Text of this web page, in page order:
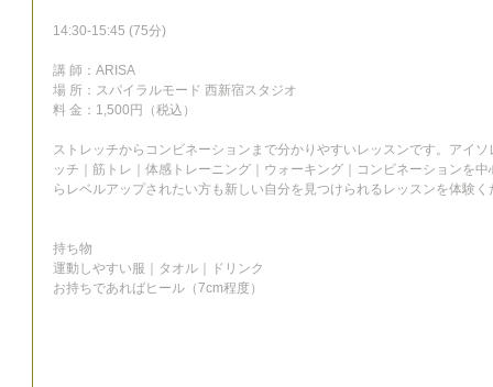
14:30-15:45 (75分)
講 師：ARISA
場 所：スパイラルモード 西新宿スタジオ
料 金：1,500円（税込）
ストレッチからコンビネーションまで分かりやすいレッスンです。アイ
ッチ｜筋トレ｜体感トレーニング｜ウォーキング｜コンビネーションを
らレベルアップされたい方も新しい自分を見つけられるレッスンを体験く
持ち物
運動しやすい服｜タオル｜ドリンク
お持ちであればヒール（7cm程度）